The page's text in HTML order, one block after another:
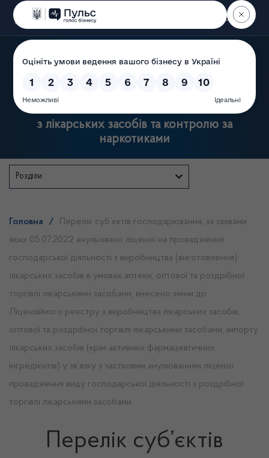
Пошук
Державна служба України
з лікарських засобів та контролю за
наркотиками
Розділи
Головна /
Перелік суб’єктів господарювання, за заявами
яких 05.07.2022 анульовано ліцензії на провадження
господарської діяльності з виробництва (виготовлення)
лікарських засобів в умовах аптеки, оптової та роздрібної
торгівлі лікарськими засобами, внесено зміни до
Ліцензійного реєстру з виробництва лікарських засобів,
оптової та роздрібної торгівлі лікарськими засобами, імпорту
лікарських засобів (крім активних фармацевтичних
інгредієнтів) у зв’язку з частковим анулюванням ліцензії
провадження виду господарської діяльності з роздрібної
торгівлі лікарськими засобами
Перелік суб’єктів